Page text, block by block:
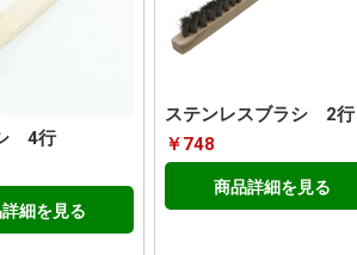
4行
細を見る
ステンレスブラシ 2行
￥748
商品詳細を見る